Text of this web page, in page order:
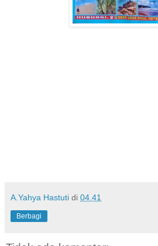
A.Yahya Hastuti di 04.41
Berbagi